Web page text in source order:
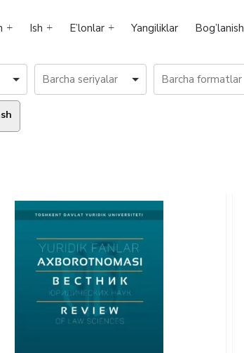
Ish E’lonlar Yangiliklar Bog’lanish